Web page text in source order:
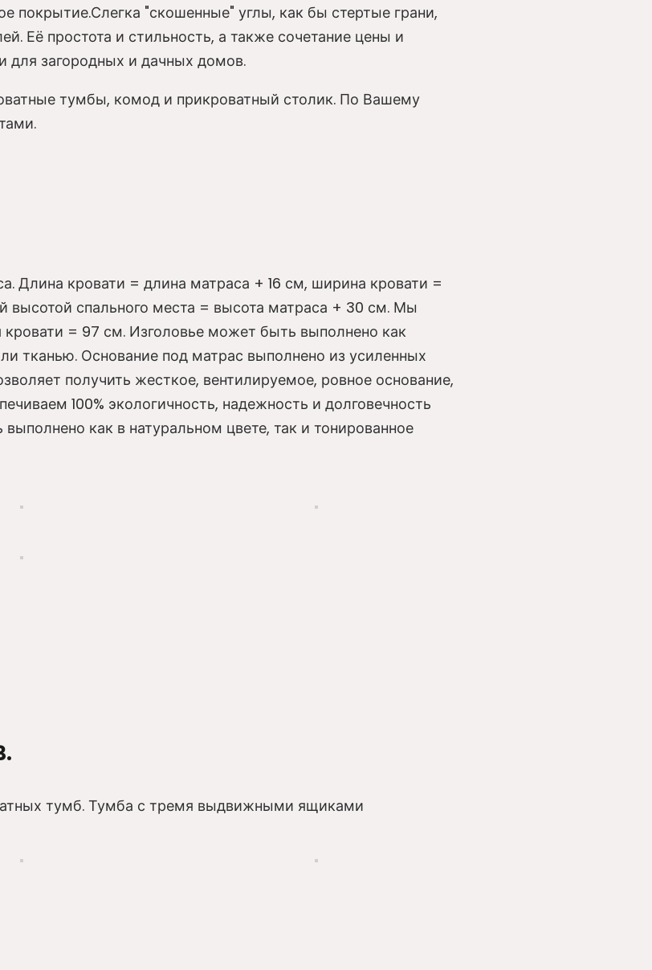
покрытие.Слегка "скошенные" углы, как бы стертые грани,
Её простота и стильность, а также сочетание цены и
для загородных и дачных домов.
тумбы, комод и прикроватный столик. По Вашему
Длина кровати = длина матраса + 16 см, ширина кровати =
высотой спального места = высота матраса + 30 см. Мы
= 97 см. Изголовье может быть выполнено как
тканью. Основание под матрас выполнено из усиленных
получить жесткое, вентилируемое, ровное основание,
100% экологичность, надежность и долговечность
как в натуральном цвете, так и тонированное
тумб. Тумба с тремя выдвижными ящиками